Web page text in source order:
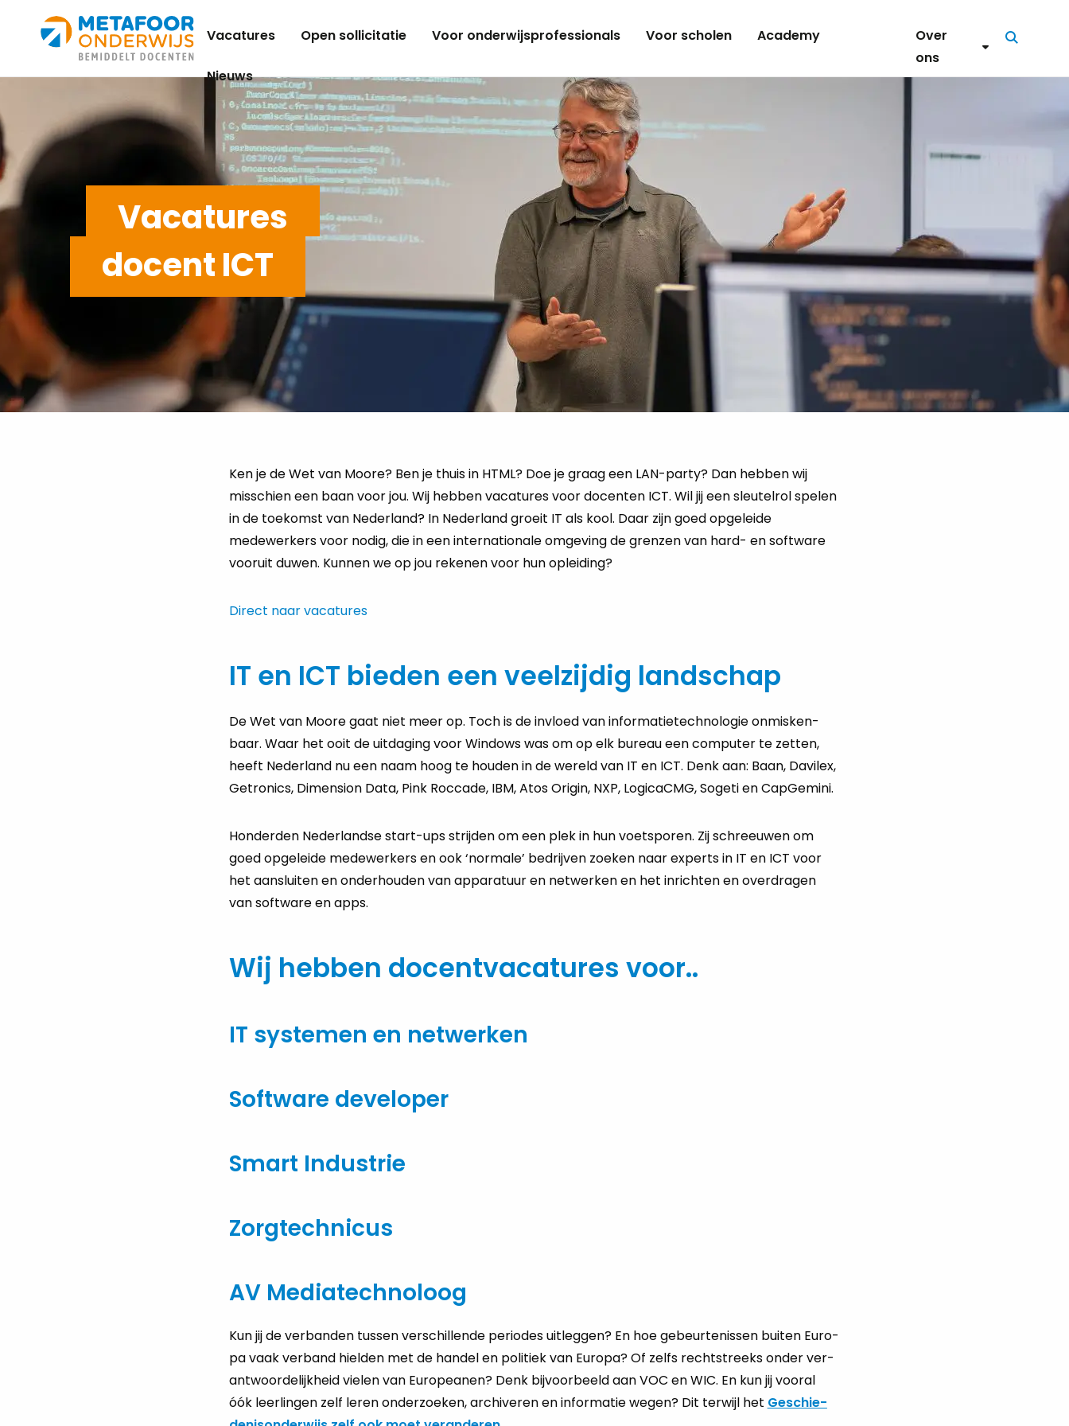
Metafoor
Onderwijs
Vacatures Open sollicitatie Voor onderwijsprofessionals Voor scholen Academy
Nieuws
Over
ons
Zoeken
Vacatures
docent ICT
Ken je de Wet van Moore? Ben je thuis in HTML? Doe je graag een LAN-party? Dan hebben wij
misschien een baan voor jou. Wij hebben vacatures voor docenten ICT. Wil jij een sleutelrol spelen
in de toekomst van Nederland? In Nederland groeit IT als kool. Daar zijn goed opgeleide
medewerkers voor nodig, die in een internationale omgeving de grenzen van hard- en software
vooruit duwen. Kunnen we op jou rekenen voor hun opleiding?
Direct naar vacatures
IT en ICT bieden een veelzijdig landschap
De Wet van Moore gaat niet meer op. Toch is de in­vloed van in­for­ma­tie­tech­no­lo­gie on­mis­ken­
baar. Waar het ooit de uit­da­ging voor Win­dows was om op elk bu­reau een com­pu­ter te zet­ten,
heeft Ne­der­land nu een naam hoog te hou­den in de we­reld van IT en ICT. Denk aan: Baan, Da­vi­lex,
Ge­tro­nics, Di­men­si­on Data, Pink Roc­ca­de, IBM, Atos Ori­gin, NXP, Lo­gi­caCMG, Soge­ti en Cap­Ge­mi­ni.
Hon­der­den Ne­der­land­se start-ups strij­den om een plek in hun voet­spo­ren. Zij schreeu­wen om
goed op­ge­lei­de me­de­wer­kers en ook ‘nor­ma­le’ be­drij­ven zoe­ken naar ex­perts in IT en ICT voor
het aan­slui­ten en on­der­hou­den van ap­pa­ra­tuur en net­wer­ken en het in­rich­ten en over­dra­gen
van soft­wa­re en apps.
Wij hebben docentvacatures voor..
IT systemen en netwerken
Software developer
Smart Industrie
Zorgtechnicus
AV Mediatechnoloog
Kun jij de ver­ban­den tus­sen ver­schil­len­de pe­ri­o­des uit­leg­gen? En hoe ge­beur­te­nis­sen bui­ten Eu­ro­
pa vaak ver­band hiel­den met de han­del en po­li­tiek van Eu­ro­pa? Of zelfs recht­streeks onder ver­
ant­woor­de­lijk­heid vie­len van Eu­ro­pe­a­nen? Denk bij­voor­beeld aan VOC en WIC. En kun jij voor­al
óók leer­lin­gen zelf leren on­der­zoe­ken, ar­chi­ve­ren en in­for­ma­tie wegen? Dit ter­wijl het Ge­schie­